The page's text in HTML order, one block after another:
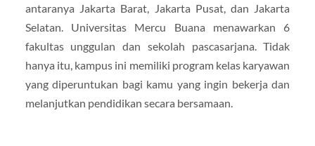
antaranya Jakarta Barat, Jakarta Pusat, dan Jakarta
Selatan. Universitas Mercu Buana menawarkan 6
fakultas unggulan dan sekolah pascasarjana. Tidak
hanya itu, kampus ini memiliki program kelas karyawan
yang diperuntukan bagi kamu yang ingin bekerja dan
melanjutkan pendidikan secara bersamaan.